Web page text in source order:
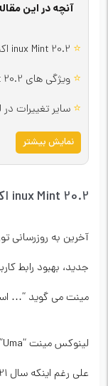
آنچه در این
⭐ inux Mint 20.2 اکنون برای دانلود در دسترس است.
⭐ ویژگی های Linux Mint 20.2
⭐ سایر تغییرات در
نمایش بیشتر
inux Mint 20.2 اکنون برای دانلود در دسترس است.
آخرین به روزرسانی
جدید، بهبود رابط
مینت می گوید “…